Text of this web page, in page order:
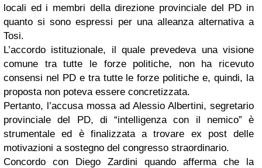
locali ed i membri della direzione provinciale del PD in
quanto si sono espressi per una alleanza alternativa a
Tosi.
L’accordo istituzionale, il quale prevedeva una visione
comune tra tutte le forze politiche, non ha ricevuto
consensi nel PD e tra tutte le forze politiche e, quindi, la
proposta non poteva essere concretizzata.
Pertanto, l’accusa mossa ad Alessio Albertini, segretario
provinciale del PD, di “intelligenza con il nemico” è
strumentale ed è finalizzata a trovare ex post delle
motivazioni a sostegno del congresso straordinario.
Concordo con Diego Zardini quando afferma che la